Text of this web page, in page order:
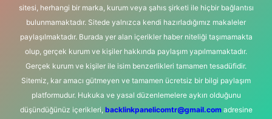
sitesi, herhangi bir marka, kurum veya şahıs şirketi ile hiçbir bağlantısı
bulunmamaktadır. Sitede yalnızca kendi hazırladığımız makaleler
paylaşılmaktadır. Burada yer alan içerikler haber niteliği taşımamakta
olup, gerçek kurum ve kişiler hakkında paylaşım yapılmamaktadır.
Gerçek kurum ve kişiler ile isim benzerlikleri tamamen tesadüfidir.
Sitemiz, kar amacı gütmeyen ve tamamen ücretsiz bir bilgi paylaşım
platformudur. Hukuka ve yasal düzenlemelere aykırı olduğunu
düşündüğünüz içerikleri, backlinkpanelicomtr@gmail.comadresine